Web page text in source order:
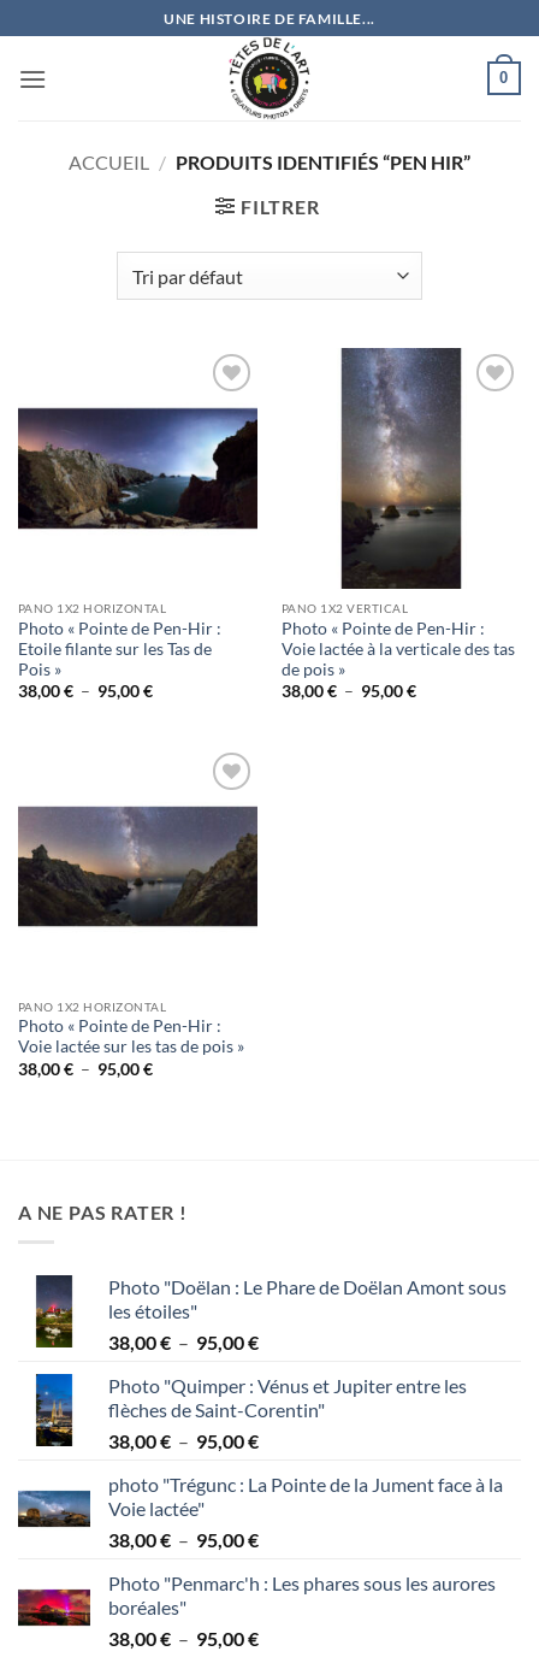
au
contenu
UNE HISTOIRE DE FAMILLE...
0
ACCUEIL / PRODUITS IDENTIFIÉS “PEN HIR”
FILTRER
Ajouter
à la
wishlist
PANO 1X2 HORIZONTAL
Photo « Pointe de Pen-Hir :
Etoile filante sur les Tas de
Pois »
38,00€ – 95,00€Plage
PANO 1X2 VERTICAL
Photo « Pointe de Pen-Hir :
Voie lactée à la verticale des tas
de pois »
38,00€ – 95,00€Plage
Ajouter
wishlist
PANO 1X2 HORIZONTAL
Photo « Pointe de Pen-Hir :
Voie lactée sur les tas de pois »
38,00€ – 95,00€Plage
A NE PAS RATER !
Photo "Doëlan : Le Phare de Doëlan Amont sous
les étoiles"
38,00€ – 95,00€Plage
prix :
38,00 €
à
Photo "Quimper : Vénus et Jupiter entre les
flèches de Saint-Corentin"
38,00€ – 95,00€Plage
prix :
à
photo "Trégunc : La Pointe de la Jument face à la
Voie lactée"
38,00€ – 95,00€Plage
prix :
à
Photo "Penmarc'h : Les phares sous les aurores
boréales"
38,00€ – 95,00€Plage